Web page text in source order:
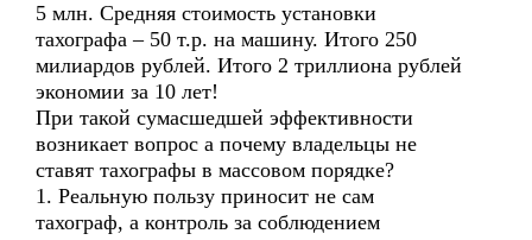
5 млн. Средняя стоимость установки
тахографа – 50 т.р. на машину. Итого 250
милиардов рублей. Итого 2 триллиона рублей
экономии за 10 лет!
При такой сумасшедшей эффективности
возникает вопрос а почему владельцы не
ставят тахографы в массовом порядке?
1. Реальную пользу приносит не сам
тахограф, а контроль за соблюдением